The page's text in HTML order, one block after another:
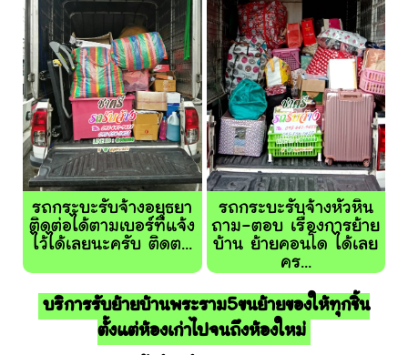
รถกระบะรับจ้างอยุธยา
ติดต่อได้ตามเบอร์ที่แจ้ง
ไว้ได้เลยนะครับ ติดต...
รถกระบะรับจ้างหัวหิน
ถาม-ตอบ เรื่องการย้าย
บ้าน ย้ายคอนโด ได้เลย
คร...
บริการรับย้ายบ้านพระราม5ขนย้ายของให้ทุกชิ้น
ตั้งแต่ห้องเก่าไปจนถึงห้องใหม่